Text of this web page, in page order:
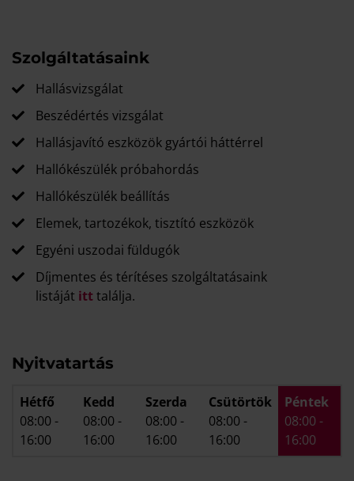
Szolgáltatásaink
Hallásvizsgálat
Beszédértés vizsgálat
Hallásjavító eszközök gyártói háttérrel
Hallókészülék próbahordás
Hallókészülék beállítás
Elemek, tartozékok, tisztító eszközök
Egyéni uszodai füldugók
Díjmentes és térítéses szolgáltatásaink
listáját itttalálja.
Nyitvatartás
Hétfő
08:00 -
16:00
Kedd
08:00 -
16:00
Szerda
08:00 -
16:00
Csütörtök
08:00 -
16:00
Péntek
08:00 -
16:00